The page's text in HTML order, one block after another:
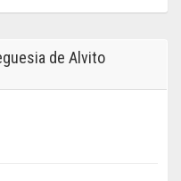
de Alvito